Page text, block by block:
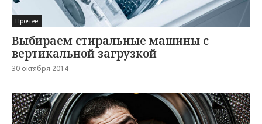
Прочее
Выбираем стиральные машины с
вертикальной загрузкой
30 октября 2014